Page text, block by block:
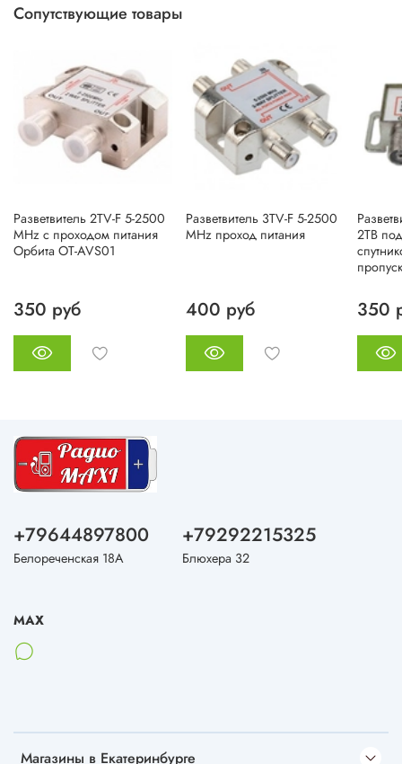
Сопутствующие товары
Разветвитель 2TV-F 5-2500
MHz с проходом питания
Орбита OT-AVS01
350 руб
Разветвитель 3TV-F 5-2500
MHz проход питания
400 руб
2ТВ
350
Магазины в Екатеринбурге
+79644897800
Белореченская 18А
+79292215325
Блюхера 32
MAX